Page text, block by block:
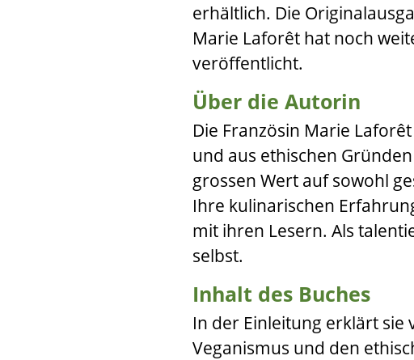
erhältlich. Die
Marie Laforêt hat noch
veröffentlicht.
Über die Autorin
Die Französin Marie Laforêt
und aus ethischen
grossen Wert auf sowohl
Ihre kulinarischen
mit ihren Lesern. Als
selbst.
Inhalt des Buches
In der Einleitung erklärt sie
Veganismus und den